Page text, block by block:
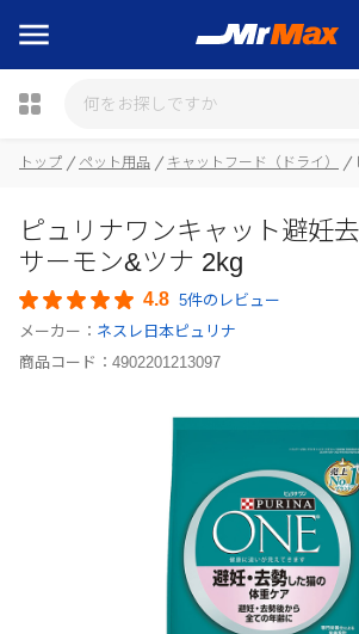
トップ ペット用品 キャットフード（ドライ）
ピュリナワンキャット避妊
サーモン&ツナ 2kg
4.8 5件のレビュー
メーカー： ネスレ日本ピュリナ
商品コード： 4902201213097